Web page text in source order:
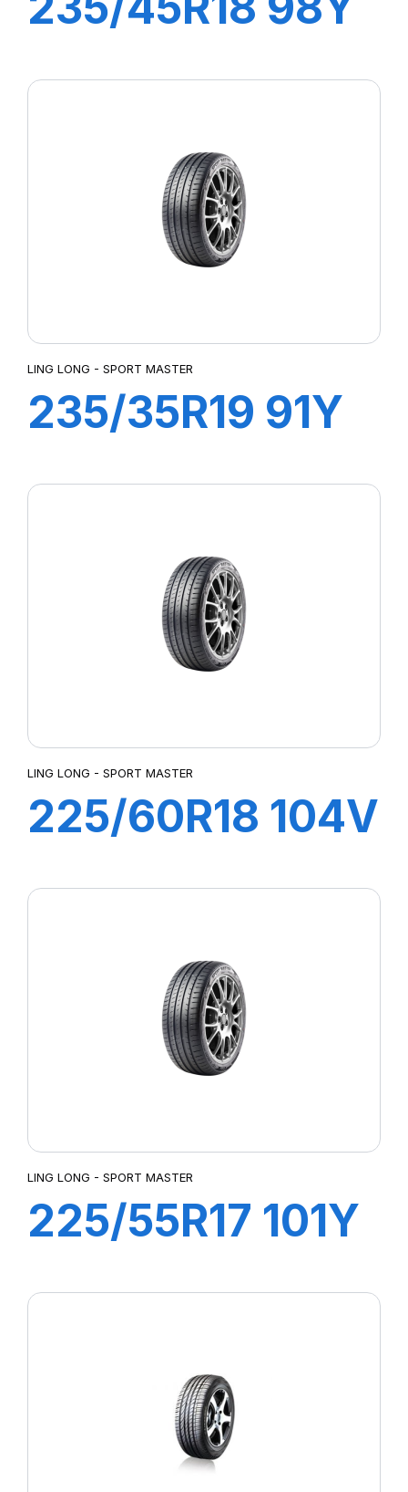
LING LONG - SPORT MASTER
235/35R19 91Y
LING LONG - SPORT MASTER
225/60R18 104V
LING LONG - SPORT MASTER
225/55R17 101Y